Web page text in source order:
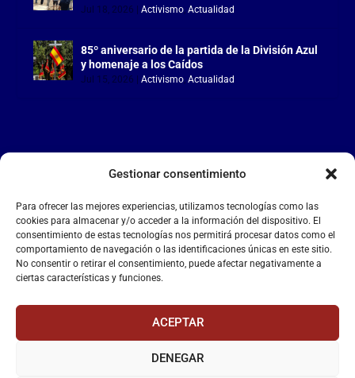
Gestionar consentimiento
Para ofrecer las mejores experiencias, utilizamos tecnologías como las
cookies para almacenar y/o acceder a la información del dispositivo. El
consentimiento de estas tecnologías nos permitirá procesar datos como el
comportamiento de navegación o las identificaciones únicas en este sitio.
No consentir o retirar el consentimiento, puede afectar negativamente a
ciertas características y funciones.
ACEPTAR
DENEGAR
Jul 18, 2026 |Activismo ,Actualidad
85º aniversario de la partida de la División Azul
y homenaje a los Caídos
Jul 15, 2026 |Activismo ,Actualidad
LA FALANGE
Reproductor
de
vídeo